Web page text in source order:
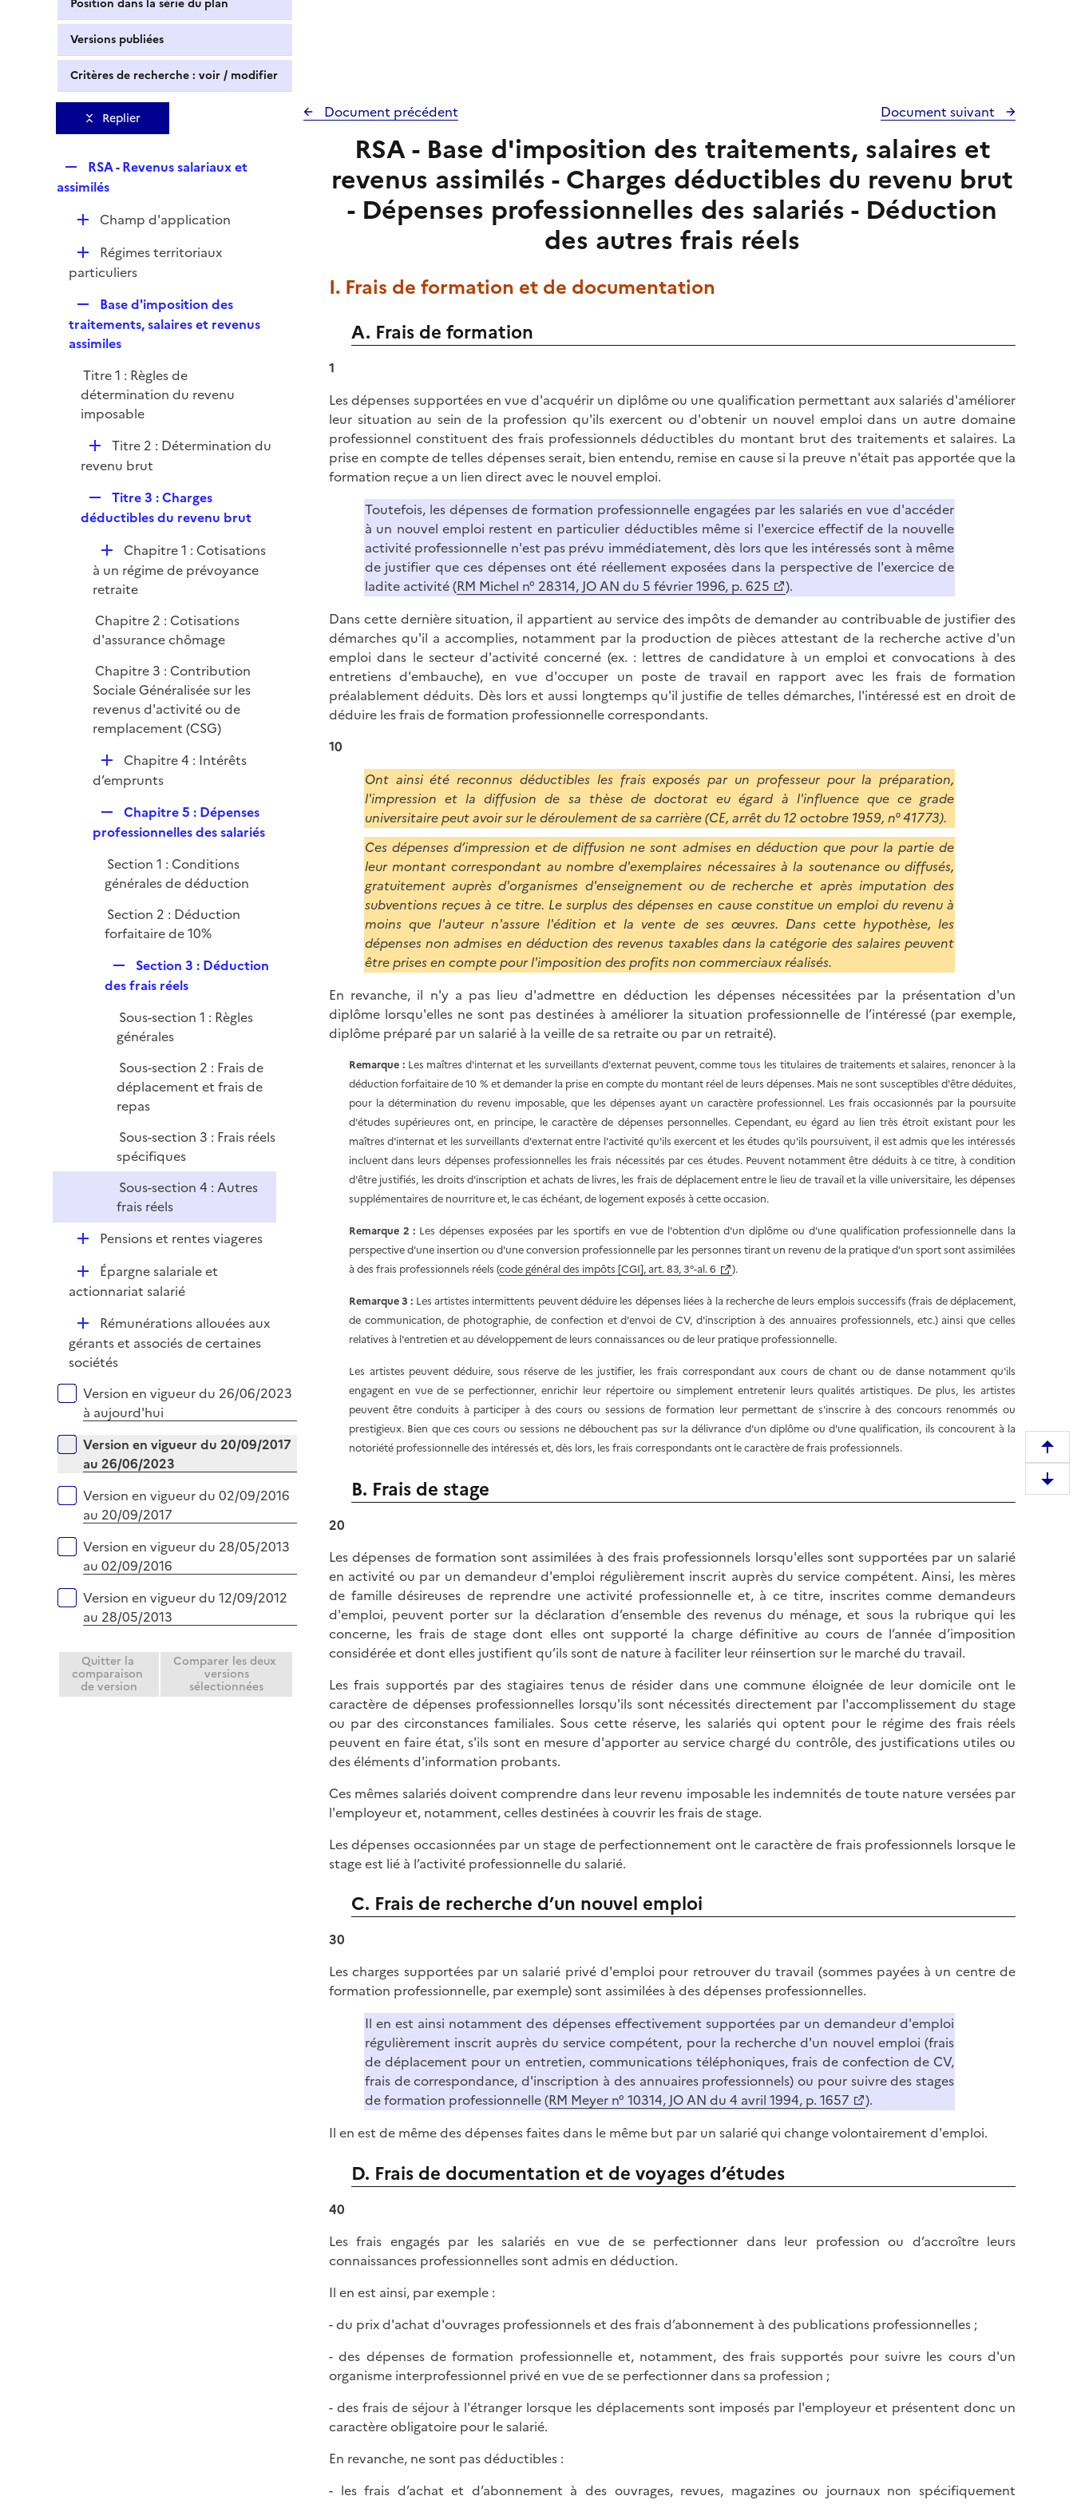
Position dans la série du plan
Versions publiées
Critères de recherche : voir / modifier
Replier
e
l
i
e
r
RSA - Revenus salariaux et
assimilés
D
l
r
Champ d'application
D
é
i
e
r
Régimes territoriaux
particuliers
e
p
i
e
r
Base d'imposition des
traitements, salaires et revenus
assimiles
Titre 1 : Règles de
détermination du revenu
imposable
D
é
i
e
r
Titre 2 : Détermination du
revenu brut
e
l
i
e
r
Titre 3 : Charges
déductibles du revenu brut
D
é
p
i
e
r
Chapitre 1 : Cotisations
à un régime de prévoyance
retraite
Chapitre 2 : Cotisations
d'assurance chômage
Chapitre 3 : Contribution
Sociale Généralisée sur les
revenus d'activité ou de
remplacement (CSG)
D
é
i
r
Chapitre 4 : Intérêts
d’emprunts
e
l
i
Chapitre 5 : Dépenses
professionnelles des salariés
Section 1 : Conditions
générales de déduction
Section 2 : Déduction
forfaitaire de 10%
e
l
i
r
Section 3 : Déduction
des frais réels
Sous-section 1 : Règles
générales
Sous-section 2 : Frais de
déplacement et frais de
repas
Sous-section 3 : Frais réels
spécifiques
Sous-section 4 : Autres
frais réels
D
l
r
Pensions et rentes viageres
D
é
i
e
r
Épargne salariale et
actionnariat salarié
D
é
p
i
e
r
Rémunérations allouées aux
gérants et associés de certaines
sociétés
Versions sur la période
Version en vigueur du 26/06/2023
à aujourd'hui
Version en vigueur du 20/09/2017
au 26/06/2023
Version en vigueur du 02/09/2016
au 20/09/2017
Version en vigueur du 28/05/2013
au 02/09/2016
Version en vigueur du 12/09/2012
au 28/05/2013
Quitter la
comparaison
de version
Comparer les deux
versions
sélectionnées
Document précédent Document suivant
RSA - Base d'imposition des traitements, salaires et
revenus assimilés - Charges déductibles du revenu brut
- Dépenses professionnelles des salariés - Déduction
des autres frais réels
I. Frais de formation et de documentation
A. Frais de formation
1
Les dépenses supportées en vue d'acquérir un diplôme ou une qualification permettant aux salariés d'améliorer
leur situation au sein de la profession qu'ils exercent ou d'obtenir un nouvel emploi dans un autre domaine
professionnel constituent des frais professionnels déductibles du montant brut des traitements et salaires. La
prise en compte de telles dépenses serait, bien entendu, remise en cause si la preuve n'était pas apportée que la
formation reçue a un lien direct avec le nouvel emploi.
Toutefois, les dépenses de formation professionnelle engagées par les salariés en vue d'accéder
à un nouvel emploi restent en particulier déductibles même si l'exercice effectif de la nouvelle
activité professionnelle n'est pas prévu immédiatement, dès lors que les intéressés sont à même
de justifier que ces dépenses ont été réellement exposées dans la perspective de l'exercice de
ladite activité (RM Michel n° 28314, JO AN du 5 février 1996, p. 625
).
Dans cette dernière situation, il appartient au service des impôts de demander au contribuable de justifier des
démarches qu'il a accomplies, notamment par la production de pièces attestant de la recherche active d'un
emploi dans le secteur d'activité concerné (ex. : lettres de candidature à un emploi et convocations à des
entretiens d'embauche), en vue d'occuper un poste de travail en rapport avec les frais de formation
préalablement déduits. Dès lors et aussi longtemps qu'il justifie de telles démarches, l'intéressé est en droit de
déduire les frais de formation professionnelle correspondants.
10
Ont ainsi été reconnus déductibles les frais exposés par un professeur pour la préparation,
l'impression et la diffusion de sa thèse de doctorat eu égard à l'influence que ce grade
universitaire peut avoir sur le déroulement de sa carrière (CE, arrêt du 12 octobre 1959, n° 41773).
Ces dépenses d’impression et de diffusion ne sont admises en déduction que pour la partie de
leur montant correspondant au nombre d'exemplaires nécessaires à la soutenance ou diffusés,
gratuitement auprès d'organismes d'enseignement ou de recherche et après imputation des
subventions reçues à ce titre. Le surplus des dépenses en cause constitue un emploi du revenu à
moins que l'auteur n'assure l'édition et la vente de ses œuvres. Dans cette hypothèse, les
dépenses non admises en déduction des revenus taxables dans la catégorie des salaires peuvent
être prises en compte pour l'imposition des profits non commerciaux réalisés.
En revanche, il n'y a pas lieu d'admettre en déduction les dépenses nécessitées par la présentation d'un
diplôme lorsqu'elles ne sont pas destinées à améliorer la situation professionnelle de l’intéressé (par exemple,
diplôme préparé par un salarié à la veille de sa retraite ou par un retraité).
Remarque :Les maîtres d'internat et les surveillants d'externat peuvent, comme tous les titulaires de traitements et salaires, renoncer à la
déduction forfaitaire de 10 % et demander la prise en compte du montant réel de leurs dépenses. Mais ne sont susceptibles d'être déduites,
pour la détermination du revenu imposable, que les dépenses ayant un caractère professionnel. Les frais occasionnés par la poursuite
d'études supérieures ont, en principe, le caractère de dépenses personnelles. Cependant, eu égard au lien très étroit existant pour les
maîtres d'internat et les surveillants d'externat entre l'activité qu'ils exercent et les études qu'ils poursuivent, il est admis que les intéressés
incluent dans leurs dépenses professionnelles les frais nécessités par ces études. Peuvent notamment être déduits à ce titre, à condition
d'être justifiés, les droits d'inscription et achats de livres, les frais de déplacement entre le lieu de travail et la ville universitaire, les dépenses
supplémentaires de nourriture et, le cas échéant, de logement exposés à cette occasion.
Remarque 2 : Les dépenses exposées par les sportifs en vue de l'obtention d'un diplôme ou d'une qualification professionnelle dans la
perspective d'une insertion ou d'une conversion professionnelle par les personnes tirant un revenu de la pratique d'un sport sont assimilées
à des frais professionnels réels (code général des impôts [CGI], art. 83, 3°-al. 6 ).
Remarque 3 : Les artistes intermittents peuvent déduire les dépenses liées à la recherche de leurs emplois successifs (frais de déplacement,
de communication, de photographie, de confection et d'envoi de CV, d'inscription à des annuaires professionnels, etc.) ainsi que celles
relatives à l'entretien et au développement de leurs connaissances ou de leur pratique professionnelle.
Les artistes peuvent déduire, sous réserve de les justifier, les frais correspondant aux cours de chant ou de danse notamment qu'ils
engagent en vue de se perfectionner, enrichir leur répertoire ou simplement entretenir leurs qualités artistiques. De plus, les artistes
peuvent être conduits à participer à des cours ou sessions de formation leur permettant de s'inscrire à des concours renommés ou
prestigieux. Bien que ces cours ou sessions ne débouchent pas sur la délivrance d'un diplôme ou d'une qualification, ils concourent à la
notoriété professionnelle des intéressés et, dès lors, les frais correspondants ont le caractère de frais professionnels.
B. Frais de stage
20
Les dépenses de formation sont assimilées à des frais professionnels lorsqu'elles sont supportées par un salarié
en activité ou par un demandeur d'emploi régulièrement inscrit auprès du service compétent. Ainsi, les mères
de famille désireuses de reprendre une activité professionnelle et, à ce titre, inscrites comme demandeurs
d'emploi, peuvent porter sur la déclaration d’ensemble des revenus du ménage, et sous la rubrique qui les
concerne, les frais de stage dont elles ont supporté la charge définitive au cours de l’année d’imposition
considérée et dont elles justifient qu’ils sont de nature à faciliter leur réinsertion sur le marché du travail.
Les frais supportés par des stagiaires tenus de résider dans une commune éloignée de leur domicile ont le
caractère de dépenses professionnelles lorsqu'ils sont nécessités directement par l'accomplissement du stage
ou par des circonstances familiales. Sous cette réserve, les salariés qui optent pour le régime des frais réels
peuvent en faire état, s'ils sont en mesure d'apporter au service chargé du contrôle, des justifications utiles ou
des éléments d'information probants.
Ces mêmes salariés doivent comprendre dans leur revenu imposable les indemnités de toute nature versées par
l'employeur et, notamment, celles destinées à couvrir les frais de stage.
Les dépenses occasionnées par un stage de perfectionnement ont le caractère de frais professionnels lorsque le
stage est lié à l’activité professionnelle du salarié.
C. Frais de recherche d’un nouvel emploi
30
Les charges supportées par un salarié privé d'emploi pour retrouver du travail (sommes payées à un centre de
formation professionnelle, par exemple) sont assimilées à des dépenses professionnelles.
Il en est ainsi notamment des dépenses effectivement supportées par un demandeur d'emploi
régulièrement inscrit auprès du service compétent, pour la recherche d'un nouvel emploi (frais
de déplacement pour un entretien, communications téléphoniques, frais de confection de CV,
frais de correspondance, d'inscription à des annuaires professionnels) ou pour suivre des stages
de formation professionnelle (RM Meyer n° 10314, JO AN du 4 avril 1994, p. 1657
).
Il en est de même des dépenses faites dans le même but par un salarié qui change volontairement d'emploi.
D. Frais de documentation et de voyages d’études
40
Les frais engagés par les salariés en vue de se perfectionner dans leur profession ou d’accroître leurs
connaissances professionnelles sont admis en déduction.
Il en est ainsi, par exemple :
- du prix d'achat d'ouvrages professionnels et des frais d’abonnement à des publications professionnelles ;
- des dépenses de formation professionnelle et, notamment, des frais supportés pour suivre les cours d'un
organisme interprofessionnel privé en vue de se perfectionner dans sa profession ;
- des frais de séjour à l'étranger lorsque les déplacements sont imposés par l'employeur et présentent donc un
caractère obligatoire pour le salarié.
En revanche, ne sont pas déductibles :
- les frais d’achat et d’abonnement à des ouvrages, revues, magazines ou journaux non spécifiquement
e
m
D